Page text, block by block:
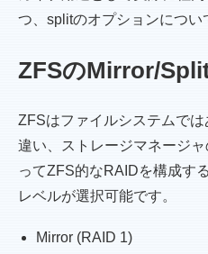
つ、splitのオプションについ
ZFSのMirror/
ZFSはファイルシステムで
違い、ストレージマネージ
ってZFS的なRAIDを構成す
レベルが選択可能です。
Mirror (RAID 1)